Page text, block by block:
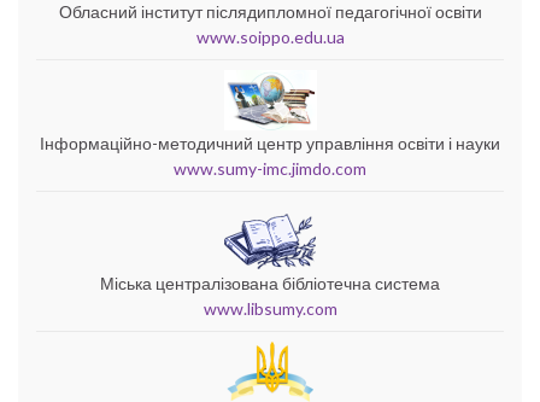
Обласний інститут післядипломної педагогічної освіти
www.soippo.edu.ua
Інформаційно-методичний центр управління освіти і науки
www.sumy-imc.jimdo.com
Міська централізована бібліотечна система
www.libsumy.com